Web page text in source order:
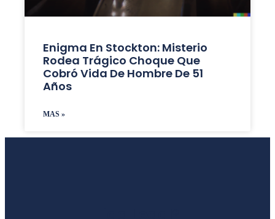
Enigma En Stockton: Misterio
Rodea Trágico Choque Que
Cobró Vida De Hombre De 51
Años
MAS »